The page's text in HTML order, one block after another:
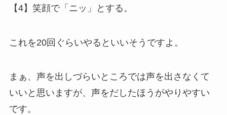
【4】笑顔で「ニッ」とする。
これを20回ぐらいやるといいそうですよ。
まぁ、声を出しづらいところでは声を出さなくて
いいと思いますが、声をだしたほうがやりやすい
です。